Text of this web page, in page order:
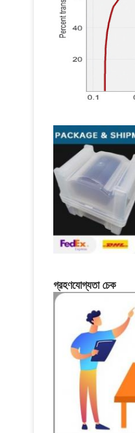
গ্রহণযোগ্যতা চেক